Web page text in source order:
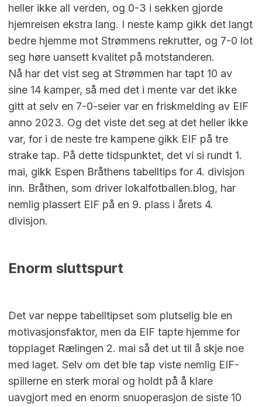
heller ikke all verden, og 0-3 i sekken gjorde
hjemreisen ekstra lang. I neste kamp gikk det langt
bedre hjemme mot Strømmens rekrutter, og 7-0 lot
seg høre uansett kvalitet på motstanderen.
Nå har det vist seg at Strømmen har tapt 10 av
sine 14 kamper, så med det i mente var det ikke
gitt at selv en 7-0-seier var en friskmelding av EIF
anno 2023. Og det viste det seg at det heller ikke
var, for i de neste tre kampene gikk EIF på tre
strake tap. På dette tidspunktet, det vi si rundt 1.
mai, gikk Espen Bråthens tabelltips for 4. divisjon
inn. Bråthen, som driver lokalfotballen.blog, har
nemlig plassert EIF på en 9. plass i årets 4.
divisjon.
Enorm sluttspurt
Det var neppe tabelltipset som plutselig ble en
motivasjonsfaktor, men da EIF tapte hjemme for
topplaget Rælingen 2. mai så det ut til å skje noe
med laget. Selv om det ble tap viste nemlig EIF-
spillerne en sterk moral og holdt på å klare
uavgjort med en enorm snuoperasjon de siste 10